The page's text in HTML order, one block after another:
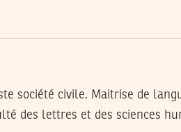
société civile. Maitrise de
des lettres et des sciences